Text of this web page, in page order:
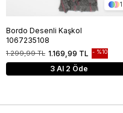
1
Bordo Desenli Kaşkol
1067235108
1.169,99 TL
1.299,99 TL %10
3 Al 2 Öde